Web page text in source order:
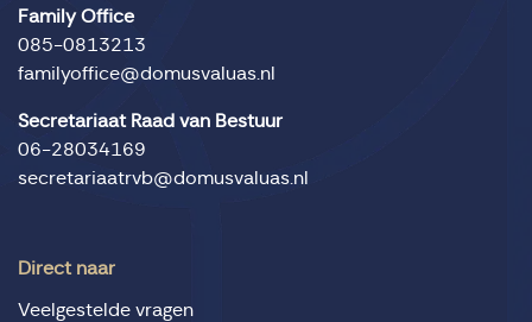
Family Office
085-0813213
familyoffice@domusvaluas.nl
Secretariaat Raad van Bestuur
06-28034169
secretariaatrvb@domusvaluas.nl
Direct naar
Veelgestelde vragen